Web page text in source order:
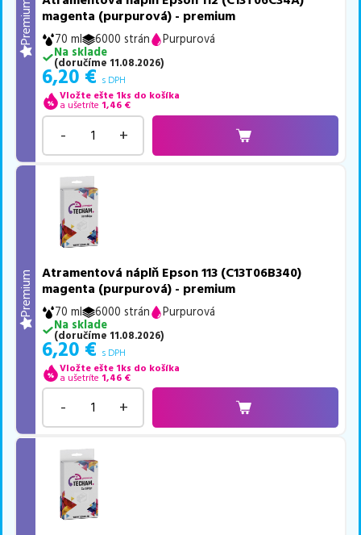
Premium
magenta (purpurová) - premium
70 ml 6000 strán
Purpurová
Na sklade
(doručíme 11.08.2026)
6,20 € s DPH
Vložte ešte 1ks do košíka
a ušetríte 1,46 €
- +
Premium
Atramentová náplň Epson 113 (C13T06B340)
magenta (purpurová) - premium
70 ml 6000 strán
Purpurová
Na sklade
(doručíme 11.08.2026)
6,20 € s DPH
Vložte ešte 1ks do košíka
a ušetríte 1,46 €
- +